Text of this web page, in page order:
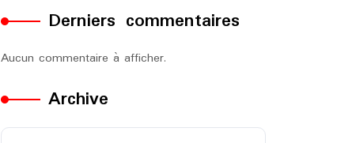
Derniers commentaires
Aucun commentaire à afficher.
Archive